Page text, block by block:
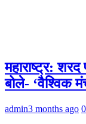
महाराष्ट्र:
बोले- ‘वैश्विक
admin3 months ago 0